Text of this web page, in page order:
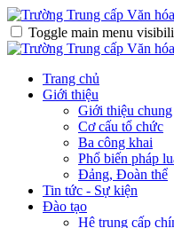
Toggle main menu
Trang chủ
Giới thiệu
Giới thiệu chung
Cơ cấu tổ chức
Ba công khai
Phổ biến pháp
Đảng, Đoàn thể
Tin tức - Sự kiện
Đào tạo
Hệ trung cấp